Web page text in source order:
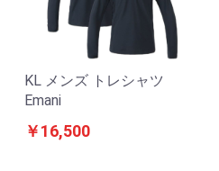
KL メンズ トレシャツ
Emani
￥16,500